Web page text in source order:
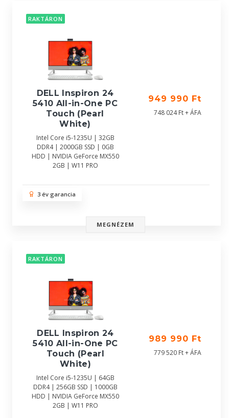
RAKTÁRON
DELL Inspiron 24
5410 All-in-One PC
Touch (Pearl
White)
Intel Core i5-1235U | 32GB
DDR4 | 2000GB SSD | 0GB
HDD | NVIDIA GeForce MX550
2GB | W11 PRO
949 990 Ft
748 024 Ft + ÁFA
3 év garancia
MEGNÉZEM
RAKTÁRON
DELL Inspiron 24
5410 All-in-One PC
Touch (Pearl
White)
Intel Core i5-1235U | 64GB
DDR4 | 256GB SSD | 1000GB
HDD | NVIDIA GeForce MX550
2GB | W11 PRO
989 990 Ft
779 520 Ft + ÁFA